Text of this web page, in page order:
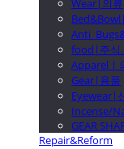
Wear|의류
food|주식.
Apparel |
Gear|용품
Eyewear|
Incense/
GEAR
Repair&Reform